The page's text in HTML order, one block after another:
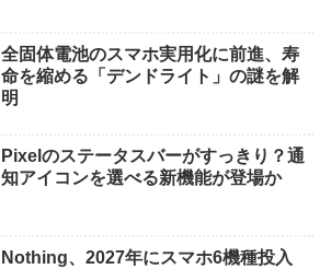
全固体電池のスマホ実用化に前進、寿
命を縮める「デンドライト」の謎を解
明
Pixelのステータスバーがすっきり？通
知アイコンを選べる新機能が登場か
Nothing、2027年にスマホ6機種投入